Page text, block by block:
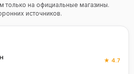
на официальные магазины.
источников.
★ 4.7